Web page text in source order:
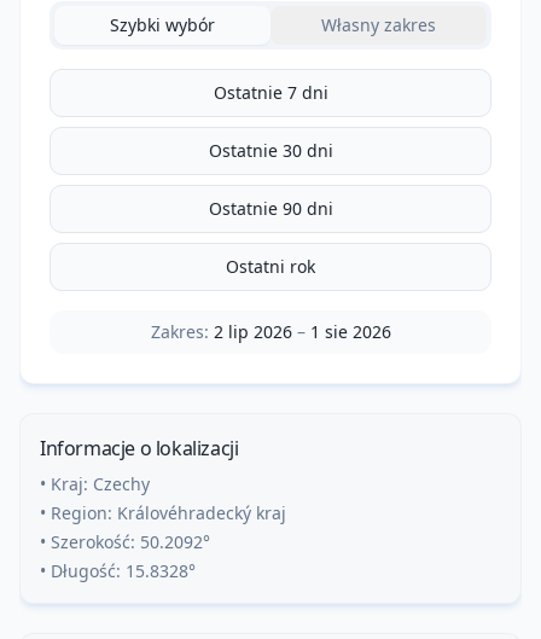
Szybki wybór Własny zakres
Ostatnie 7 dni
Ostatnie 30 dni
Ostatnie 90 dni
Ostatni rok
Zakres: 2 lip 2026– 1 sie 2026
Informacje o lokalizacji
• Kraj: Czechy
• Region: Královéhradecký kraj
• Szerokość: 50.2092°
• Długość: 15.8328°